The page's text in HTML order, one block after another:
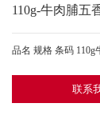
110g-牛肉脯五
品名 规格 条码 110g
联系